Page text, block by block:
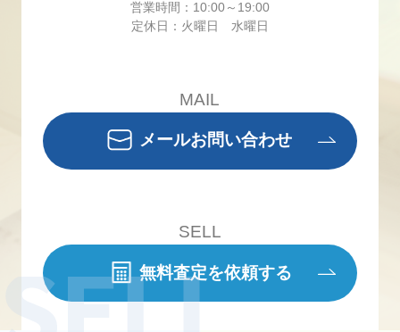
営業時間：10:00～19:00
定休日：火曜日 水曜日
MAIL
メールお問い合わせ
SELL
無料査定を依頼する